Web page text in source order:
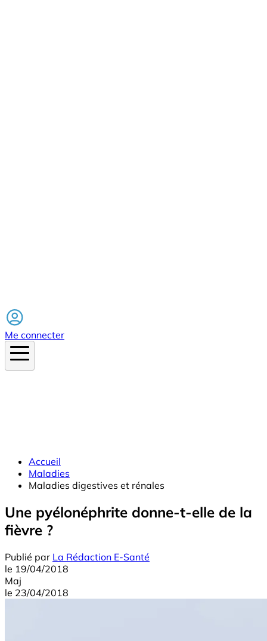
Me connecter
Accueil
Maladies
Maladies digestives et rénales
Une pyélonéphrite donne-t-elle de la
fièvre ?
Publié par La Rédaction E-Santé
le 19/04/2018
Maj
le 23/04/2018